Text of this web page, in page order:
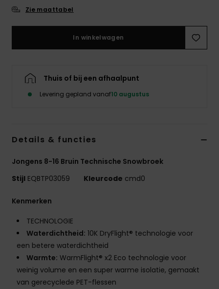
Zie maattabel
In winkelwagen
Thuis of bij een afhaalpunt
Levering gepland vanaf10 augustus
Details & functies
Jongens 8-16 Bruin Technische Snowbroek
Stijl EQBTP03059 Kleurcode cmd0
Kenmerken
TECHNOLOGIE
Waterdichtheid: 10K DryFlight® technologie voor
een betere waterdichtheid
Warmte: WarmFlight® x2 Eco technologie voor
weinig volume en een super warme isolatie, gemaakt
van gerecyclede PET-flessen